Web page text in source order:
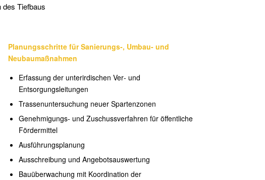
Tiefbaus
Planungsschritte für Sanierungs‐, Umbau‐ und
Neubaumaßnahmen
Erfassung der unterirdischen Ver‐ und
Entsorgungsleitungen
Trassenuntersuchung neuer Spartenzonen
Genehmigungs‐ und Zuschussverfahren für öffentliche
Fördermittel
Ausführungsplanung
Ausschreibung und Angebotsauswertung
Bauüberwachung mit Koordination der